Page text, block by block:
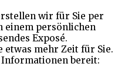
wir für Sie per
einem persönlichen
Exposé.
mehr Zeit für Sie.
bereit: